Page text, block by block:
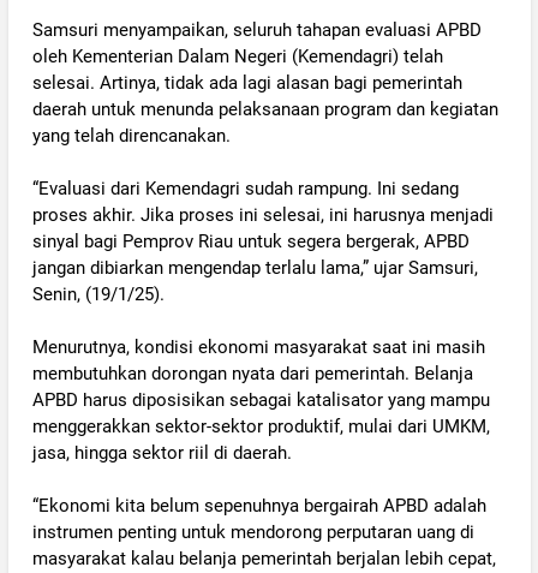
‎Samsuri menyampaikan, seluruh tahapan evaluasi APBD
oleh Kementerian Dalam Negeri (Kemendagri) telah
selesai. Artinya, tidak ada lagi alasan bagi pemerintah
daerah untuk menunda pelaksanaan program dan kegiatan
yang telah direncanakan.
‎“Evaluasi dari Kemendagri sudah rampung. Ini sedang
proses akhir. Jika proses ini selesai, ini harusnya menjadi
sinyal bagi Pemprov Riau untuk segera bergerak, APBD
jangan dibiarkan mengendap terlalu lama,” ujar Samsuri,
Senin, (19/1/25).
‎Menurutnya, kondisi ekonomi masyarakat saat ini masih
membutuhkan dorongan nyata dari pemerintah. Belanja
APBD harus diposisikan sebagai katalisator yang mampu
menggerakkan sektor-sektor produktif, mulai dari UMKM,
jasa, hingga sektor riil di daerah.
‎“Ekonomi kita belum sepenuhnya bergairah APBD adalah
instrumen penting untuk mendorong perputaran uang di
masyarakat kalau belanja pemerintah berjalan lebih cepat,